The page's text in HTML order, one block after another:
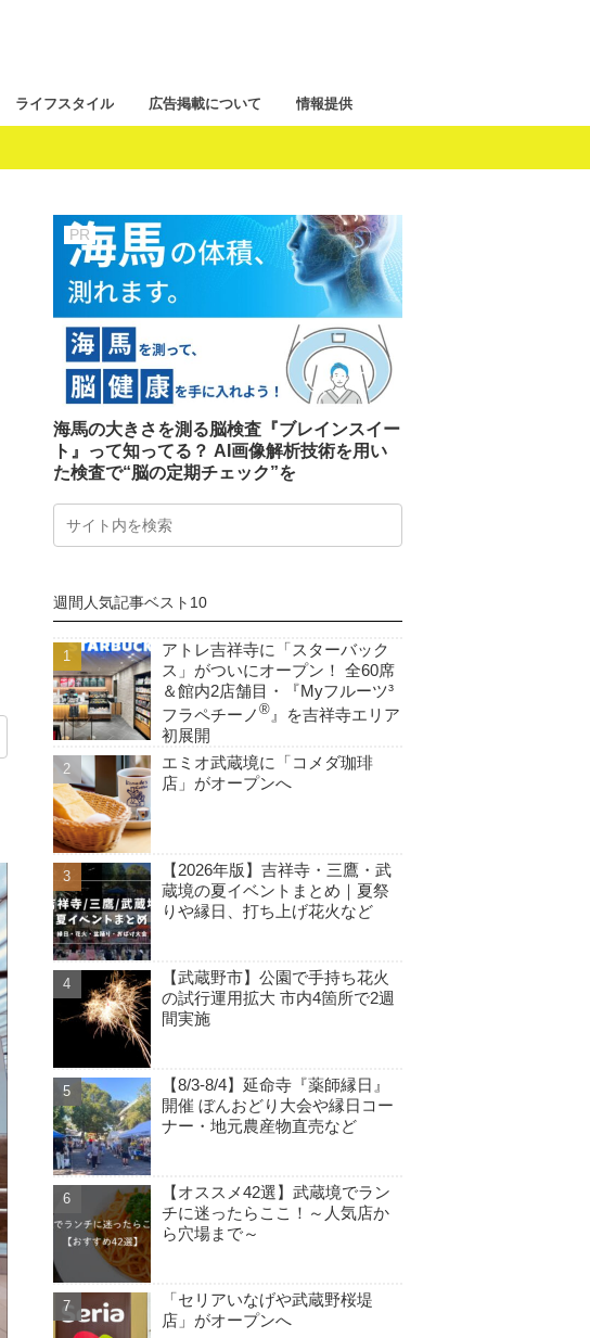
ライフスタイル 広告掲載について 情報提供
海馬の大きさを測る脳検査『ブレインスイー
ト』って知ってる？ AI画像解析技術を用い
た検査で“脳の定期チェック”を
週間人気記事ベスト10
アトレ吉祥寺に「スターバック
ス」がついにオープン！ 全60席
＆館内2店舗目・『Myフルーツ³
フラペチーノ ®』を吉祥寺エリア
初展開
エミオ武蔵境に「コメダ珈琲
店」がオープンへ
【2026年版】吉祥寺・三鷹・武
蔵境の夏イベントまとめ｜夏祭
りや縁日、打ち上げ花火など
【武蔵野市】公園で手持ち花火
の試行運用拡大 市内4箇所で2週
間実施
【8/3-8/4】延命寺『薬師縁日』
開催 ぼんおどり大会や縁日コー
ナー・地元農産物直売など
【オススメ42選】武蔵境でラン
チに迷ったらここ！～人気店か
ら穴場まで～
「セリアいなげや武蔵野桜堤
店」がオープンへ